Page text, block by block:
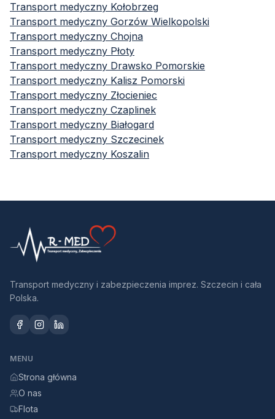
Transport medyczny Kołobrzeg
Transport medyczny Gorzów Wielkopolski
Transport medyczny Chojna
Transport medyczny Płoty
Transport medyczny Drawsko Pomorskie
Transport medyczny Kalisz Pomorski
Transport medyczny Złocieniec
Transport medyczny Czaplinek
Transport medyczny Białogard
Transport medyczny Szczecinek
Transport medyczny Koszalin
Transport medyczny i zabezpieczenia imprez. Szczecin i cała
Polska.
MENU
Strona główna
O nas
Flota